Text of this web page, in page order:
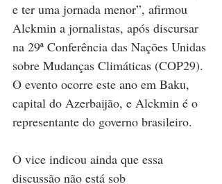
e ter uma jornada menor”, afirmou
Alckmin a jornalistas, após discursar
na 29ª Conferência das Nações Unidas
sobre Mudanças Climáticas (COP29).
O evento ocorre este ano em Baku,
capital do Azerbaijão, e Alckmin é o
representante do governo brasileiro.
O vice indicou ainda que essa
discussão não está sob